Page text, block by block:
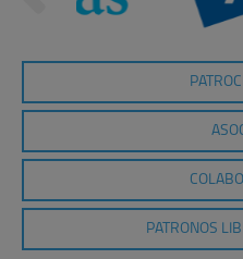
PATRONOS